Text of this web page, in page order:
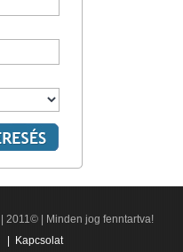
| 2011© | Minden jog fenntartva!
Kapcsolat